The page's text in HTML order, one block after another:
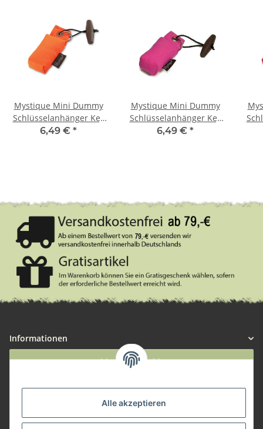
Alle akzeptieren
Mystique Mini Dummy
Schlüsselanhänger Key
Case orange
6,49 € *
Mystique Mini Dummy
Schlüsselanhänger Key
Case hot pink
6,49 € *
Informationen
Widerruf anmelden